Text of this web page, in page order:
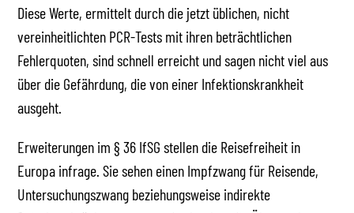
Diese Werte, ermittelt durch die jetzt üblichen, nicht
vereinheitlichten PCR-Tests mit ihren beträchtlichen
Fehlerquoten, sind schnell erreicht und sagen nicht viel aus
über die Gefährdung, die von einer Infektionskrankheit
ausgeht.
Erweiterungen im § 36 IfSG stellen die Reisefreiheit in
Europa infrage. Sie sehen einen Impfzwang für Reisende,
Untersuchungszwang beziehungsweise indirekte